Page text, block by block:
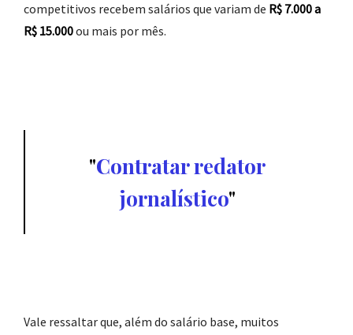
competitivos recebem salários que variam de R$ 7.000 a
R$ 15.000ou mais por mês.
Contratar redator
jornalístico
Vale ressaltar que, além do salário base, muitos